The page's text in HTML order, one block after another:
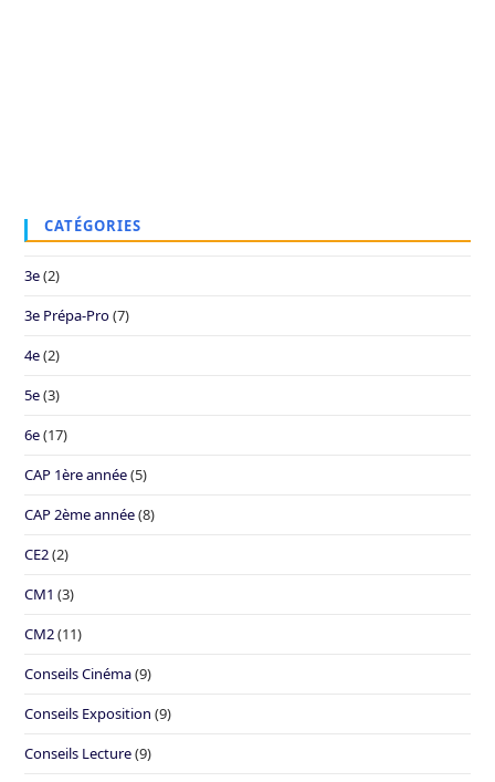
CATÉGORIES
3e(2)
3e Prépa-Pro(7)
4e(2)
5e(3)
6e(17)
CAP 1ère année(5)
CAP 2ème année(8)
CE2(2)
CM1 (3)
CM2(11)
Conseils Cinéma(9)
Conseils Exposition (9)
Conseils Lecture(9)